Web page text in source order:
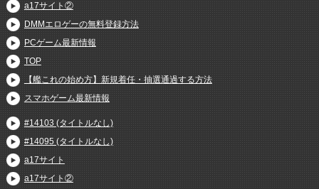
a17サイト②
DMMエロゲーの無料登録方法
PCゲーム最新情報
TOP
【艦これの始め方】新規着任・抽選通過する方法
スマホゲーム最新情報
#14103 (タイトルなし)
#14095 (タイトルなし)
a17サイト
a17サイト②